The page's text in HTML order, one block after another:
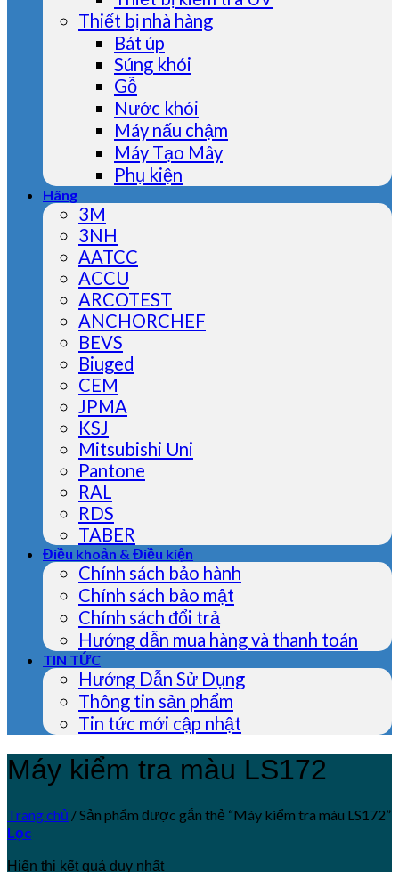
Thiết bị nhà hàng
Bát úp
Súng khói
Gỗ
Nước khói
Máy nấu chậm
Máy Tạo Mây
Phụ kiện
Hãng
3M
3NH
AATCC
ACCU
ARCOTEST
ANCHORCHEF
BEVS
Biuged
CEM
JPMA
KSJ
Mitsubishi Uni
Pantone
RAL
RDS
TABER
Điều khoản & Điều kiện
Chính sách bảo hành
Chính sách bảo mật
Chính sách đổi trả
Hướng dẫn mua hàng và thanh toán
TIN TỨC
Hướng Dẫn Sử Dụng
Thông tin sản phẩm
Tin tức mới cập nhật
Máy kiểm tra màu LS172
Trang chủ /Sản phẩm được gắn thẻ “Máy kiểm tra màu LS172”
Lọc
Hiển thị kết quả duy nhất